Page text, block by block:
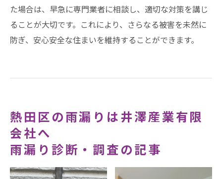
た場合は、早急に専門業者に相談し、適切な対策を講じ
ることが大切です。これにより、さらなる被害を未然に
防ぎ、安心安全な住まいを維持することができます。
熱田区の雨漏りは井澤産業有限
会社へ
雨漏り診断・調査の記事